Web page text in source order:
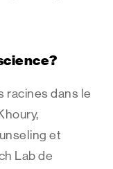
racines dans le
et
Lab de